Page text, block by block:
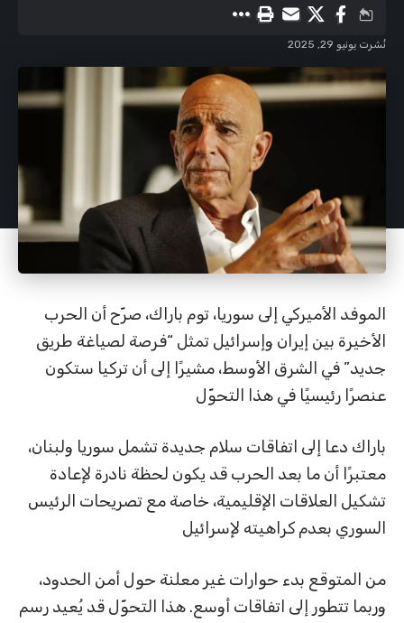
نُشرت يونيو 29, 2025
الموفد الأميركي إلى سوريا، توم باراك، صرّح أن الحرب
الأخيرة بين إيران وإسرائيل تمثل “فرصة لصياغة طريق
جديد” في الشرق الأوسط، مشيرًا إلى أن تركيا ستكون
عنصرًا رئيسيًا في هذا التحوّل
باراك دعا إلى اتفاقات سلام جديدة تشمل سوريا ولبنان،
معتبرًا أن ما بعد الحرب قد يكون لحظة نادرة لإعادة
تشكيل العلاقات الإقليمية، خاصة مع تصريحات الرئيس
السوري بعدم كراهيته لإسرائيل
من المتوقع بدء حوارات غير معلنة حول أمن الحدود،
وربما تتطور إلى اتفاقات أوسع. هذا التحوّل قد يُعيد رسم